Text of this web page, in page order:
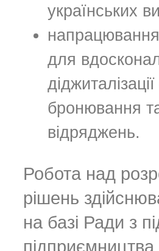
українських
для
бронювання
відряджень.
Робота над
рішень
на базі Ради з